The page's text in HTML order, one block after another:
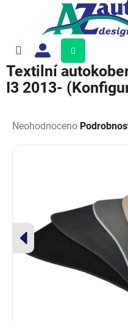
Nákupní
košík
Textilní
I3 2013-
hodnocení
je
Neohodnoceno